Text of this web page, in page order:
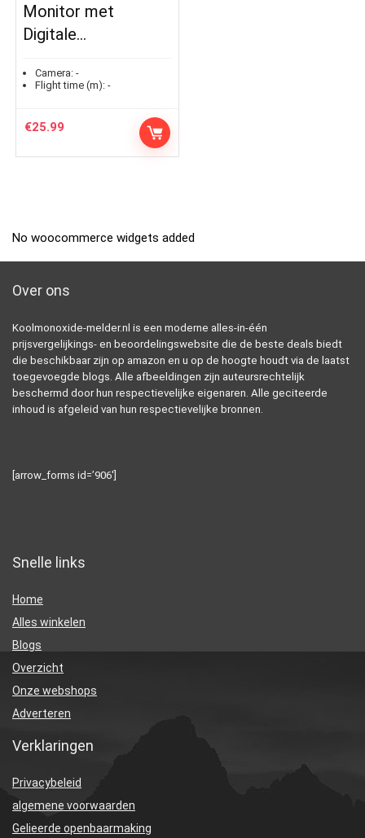
Monitor met
Digitale…
Camera: -
Flight time (m): -
€25.99
No woocommerce widgets added
Over ons
Koolmonoxide-melder.nl is een moderne alles-in-één
prijsvergelijkings- en beoordelingswebsite die de beste deals biedt
die beschikbaar zijn op amazon en u op de hoogte houdt via de laatst
toegevoegde blogs. Alle afbeeldingen zijn auteursrechtelijk
beschermd door hun respectievelijke eigenaren. Alle geciteerde
inhoud is afgeleid van hun respectievelijke bronnen.
[arrow_forms id=’906′]
Snelle links
Home
Alles winkelen
Blogs
Overzicht
Onze webshops
Adverteren
Verklaringen
Privacybeleid
algemene voorwaarden
Gelieerde openbaarmaking